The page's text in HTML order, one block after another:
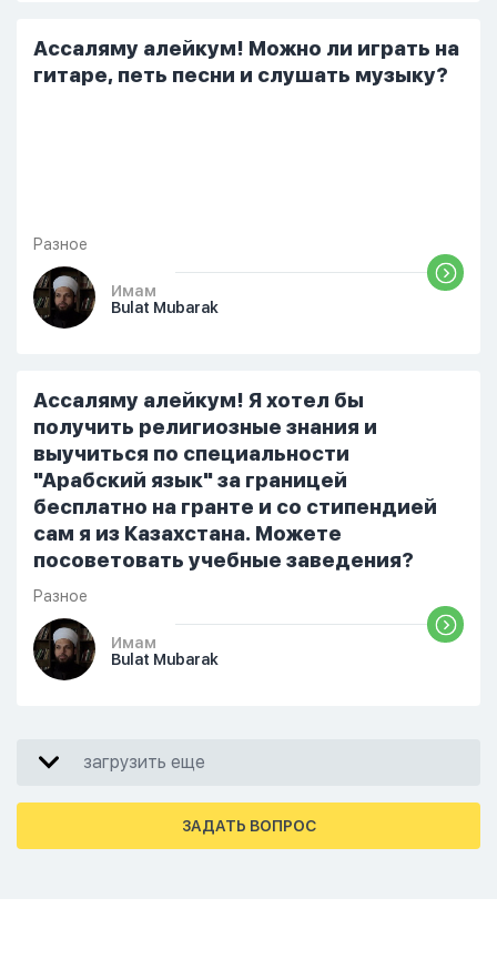
Ассаляму алейкум! Можно ли играть на
гитаре, петь песни и слушать музыку?
Разное
Имам
Bulat Mubarak
Ассаляму алейкум! Я хотел бы
получить религиозные знания и
выучиться по специальности
"Арабский язык" за границей
бесплатно на гранте и со стипендией
сам я из Казахстана. Можете
посоветовать учебные заведения?
Разное
Имам
Bulat Mubarak
загрузить еще
ЗАДАТЬ ВОПРОС